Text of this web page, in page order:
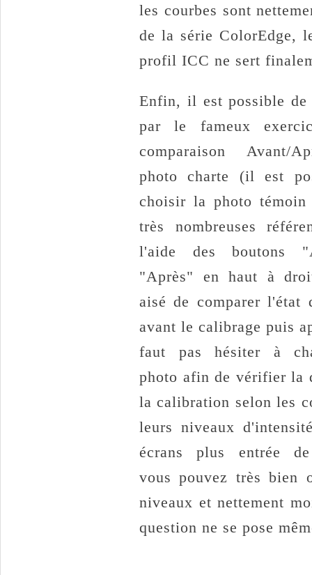
les courbes sont
de la série ColorEdge,
profil ICC ne sert
Enfin, il est possible de
par le fameux
comparaison Avant/
photo charte (il est
choisir la photo témoin
très nombreuses
l'aide des boutons
"Après" en haut à
aisé de comparer l'état
avant le calibrage puis
faut pas hésiter à
photo afin de vérifier la
la calibration selon les
leurs niveaux
écrans plus entrée
vous pouvez très bien
niveaux et nettement
question ne se pose